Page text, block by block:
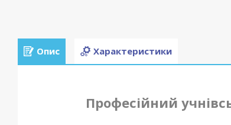
Опис Характеристики
Професійний